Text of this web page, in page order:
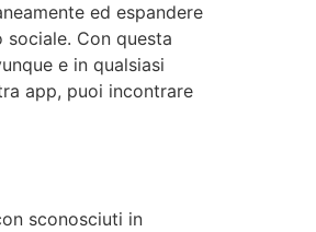
ed espandere
Con questa
e in qualsiasi
app, puoi incontrare
sconosciuti in